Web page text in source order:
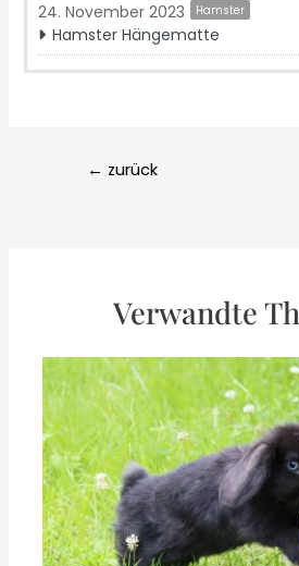
24. November 2023 Hamster
Hamster Hängematte
← zurück
Verwandte